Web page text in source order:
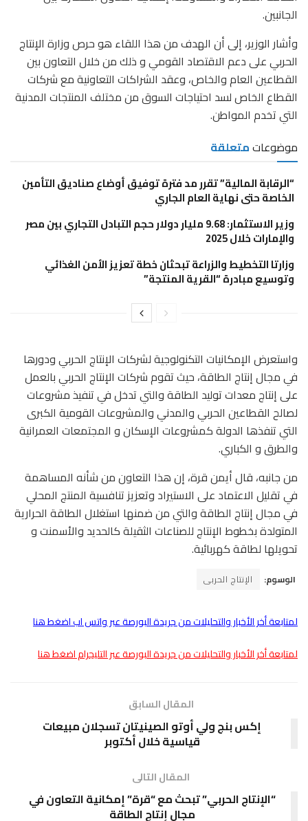
الجانبين.
وأشار الوزير، إلى أن الهدف من هذا اللقاء هو حرص وزارة الإنتاج
الحربي على دعم الاقتصاد القومي و ذلك من خلال التعاون بين
القطاعين العام والخاص، وعقد الشراكات التعاونية مع شركات
القطاع الخاص لسد احتياجات السوق من مختلف المنتجات المدنية
التي تخدم المواطن.
موضوعاتمتعلقة
“الرقابة المالية” تقرر مد فترة توفيق أوضاع صناديق التأمين
الخاصة حتى نهاية العام الجاري
وزير الاستثمار: 9.68 مليار دولار حجم التبادل التجاري بين مصر
والإمارات خلال 2025
وزارتا التخطيط والزراعة تبحثان خطة تعزيز الأمن الغذائي
وتوسيع مبادرة “القرية المنتجة”
واستعرض الإمكانيات التكنولوجية لشركات الإنتاج الحربي ودورها
في مجال إنتاج الطاقة، حيث تقوم شركات الإنتاج الحربي بالعمل
على إنتاج معدات توليد الطاقة والتي تدخل في تنفيذ مشروعات
لصالح القطاعين الحربي والمدني والمشروعات القومية الكبرى
التي تنفذها الدولة كمشروعات الإسكان و المجتمعات العمرانية
والطرق و الكباري.
من جانبه، قال أيمن قرة، إن هذا التعاون من شأنه المساهمة
في تقليل الاعتماد على الاستيراد وتعزيز تنافسية المنتج المحلي
في مجال إنتاج الطاقة والتي من ضمنها استغلال الطاقة الحرارية
المتولدة بخطوط الإنتاج للصناعات الثقيلة كالحديد والأسمنت و
تحويلها لطاقة كهربائية.
الوسوم: الإنتاج الحربى
لمتابعة أخر الأخبار والتحليلات من جريدة البورصة عبر واتس اب اضغط هنا
لمتابعة أخر الأخبار والتحليلات من جريدة البورصة عبر التليجرام اضغط هنا
المقال السابق
إكس بنج ولي أوتو الصينيتان تسجلان مبيعات
قياسية خلال أكتوبر
المقال التالى
“الإنتاج الحربي” تبحث مع “قرة” إمكانية التعاون في
مجال إنتاج الطاقة